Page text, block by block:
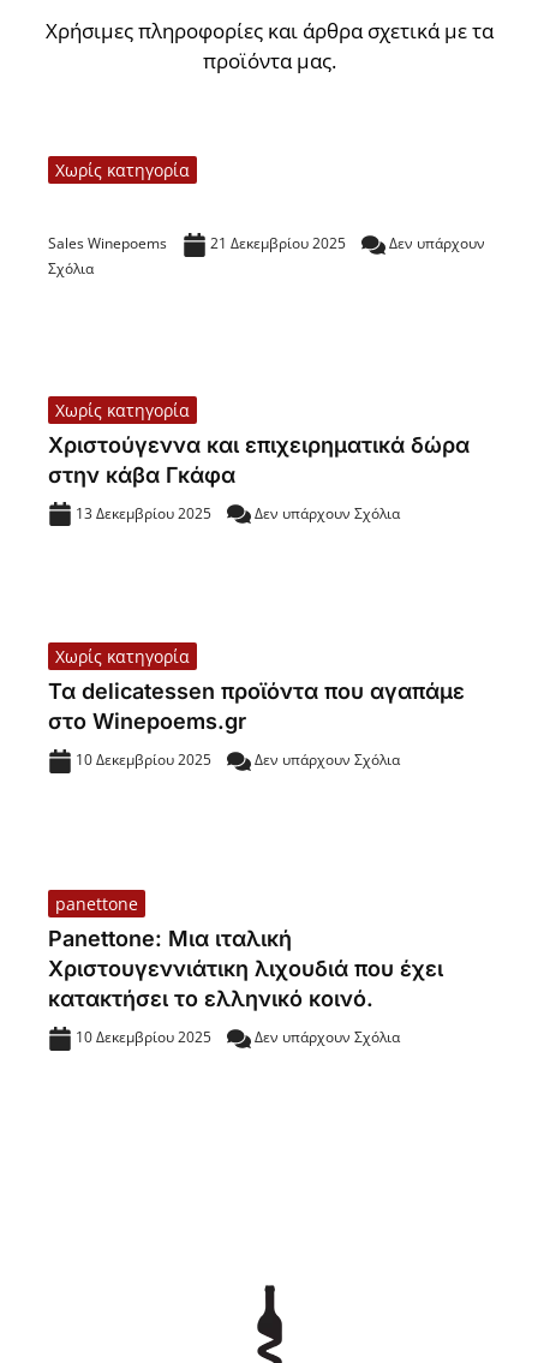
Χρήσιμες πληροφορίες και άρθρα σχετικά με τα
προϊόντα μας.
Χωρίς κατηγορία
Sales Winepoems 21 Δεκεμβρίου 2025
Δεν υπάρχουν
Σχόλια
Χωρίς κατηγορία
Χριστούγεννα και επιχειρηματικά δώρα
στην κάβα Γκάφα
13 Δεκεμβρίου 2025 Δεν υπάρχουν Σχόλια
Χωρίς κατηγορία
Τα delicatessen προϊόντα που αγαπάμε
στο Winepoems.gr
10 Δεκεμβρίου 2025 Δεν υπάρχουν Σχόλια
panettone
Panettone: Μια ιταλική
Χριστουγεννιάτικη λιχουδιά που έχει
κατακτήσει το ελληνικό κοινό.
10 Δεκεμβρίου 2025 Δεν υπάρχουν Σχόλια